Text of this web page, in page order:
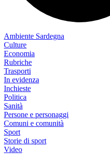
Ambiente Sardegna
Culture
Economia
Rubriche
Trasporti
In evidenza
Inchieste
Politica
Sanità
Persone e personaggi
Comuni e comunità
Sport
Storie di sport
Video